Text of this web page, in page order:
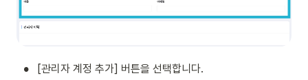
• [관리자 계정 추가] 버튼을 선택합니다.